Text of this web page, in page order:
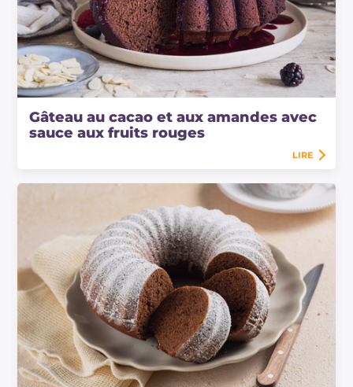
Gâteau au cacao et aux amandes avec
sauce aux fruits rouges
LIRE